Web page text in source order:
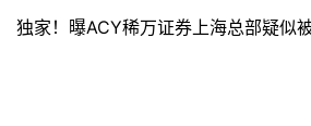
独家！曝ACY稀万证券上海总部疑似